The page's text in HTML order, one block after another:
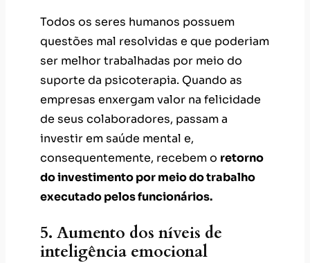
Todos os seres humanos possuem
questões mal resolvidas e que poderiam
ser melhor trabalhadas por meio do
suporte da psicoterapia. Quando as
empresas enxergam valor na felicidade
de seus colaboradores, passam a
investir em saúde mental e,
consequentemente, recebem o retorno
do investimento por meio do trabalho
executado pelos funcionários.
5. Aumento dos níveis de
inteligência emocional